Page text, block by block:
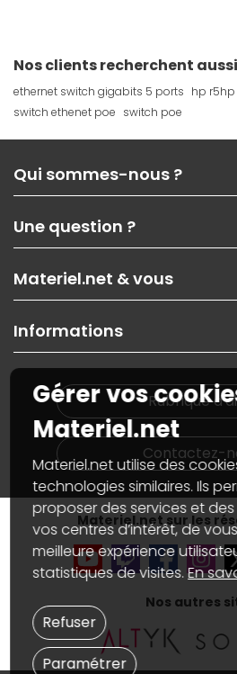
Nos clients recherchent
ethernet switch gigabits 5 ports hp r5hp
switch ethenet poe switch poe
Qui sommes-nous ?
Nos services
Les magasins Materiel.net
Nos solutions pour les pros
Contactez-nous
Une question ?
Paiement, livraison
Garanties,Pack Zen
SAV, demander un retour
Informations
Materiel.net & vous
On rachète votre carte graphique
PC sur mesure : Votre RDV
Notre démarche écologique
Materiel.net recrute
Notre programme d'affiliation
Partenariat & Sponsoring
Informations
Plan du site
Nos marques
Conditions générales de vente
Marketplace
Informations légales
Données personnelles etcookies
Gérer vos cookies
Accessibilité : non conforme
Rubrique
Contactez-
Materiel.net sur les
Nos autres
Gérer vos
Materiel.net
Materiel.net utilise des
technologies similaires. Ils
proposer des services et
vos centres d’intérêt, de
meilleure expérience
statistiques de visites.En
Paramétrer
Refuser